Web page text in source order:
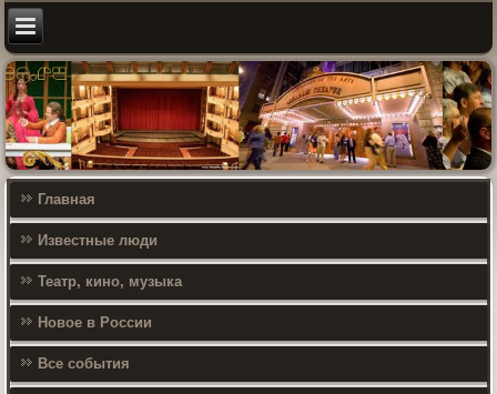
Главная
Известные люди
Театр, кино, музыка
Новое в России
Все события